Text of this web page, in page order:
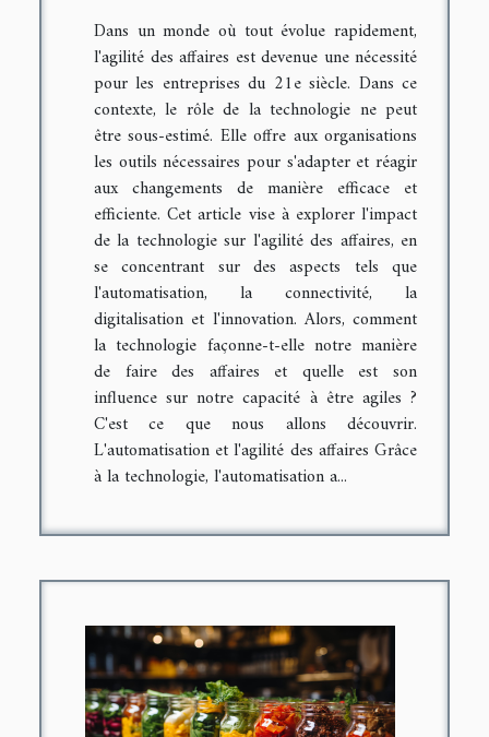
Dans un monde où tout évolue rapidement,
l'agilité des affaires est devenue une nécessité
pour les entreprises du 21e siècle. Dans ce
contexte, le rôle de la technologie ne peut
être sous-estimé. Elle offre aux organisations
les outils nécessaires pour s'adapter et réagir
aux changements de manière efficace et
efficiente. Cet article vise à explorer l'impact
de la technologie sur l'agilité des affaires, en
se concentrant sur des aspects tels que
l'automatisation, la connectivité, la
digitalisation et l'innovation. Alors, comment
la technologie façonne-t-elle notre manière
de faire des affaires et quelle est son
influence sur notre capacité à être agiles ?
C'est ce que nous allons découvrir.
L'automatisation et l'agilité des affaires Grâce
à la technologie, l'automatisation a...